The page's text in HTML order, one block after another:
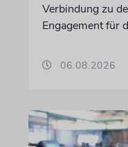
Verbindung zu
Engagement für
06.08.2026